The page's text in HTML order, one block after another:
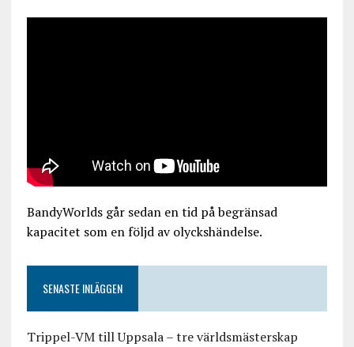
BandyWorlds går sedan en tid på begränsad
kapacitet som en följd av olyckshändelse.
SENASTE INLÄGGEN
Trippel-VM till Uppsala – tre världsmästerskap